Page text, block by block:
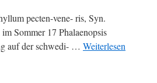
pecten-vene- ris, Syn.
Sommer 17 Phalaenopsis
auf der schwedi- … Weiterlesen